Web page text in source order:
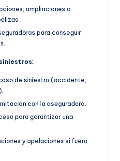
ampliaciones o
para conseguir
de siniestro (accidente,
con la aseguradora.
para garantizar una
y apelaciones si fuera